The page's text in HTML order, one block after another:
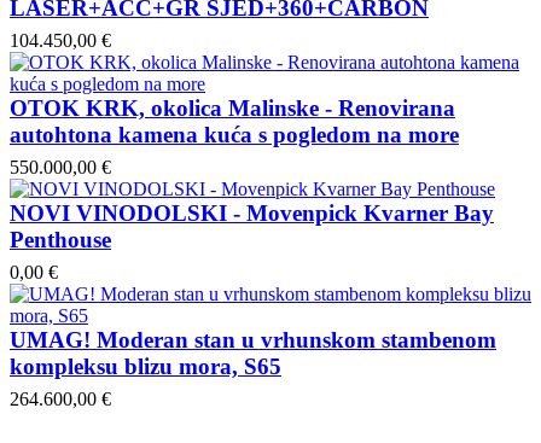
LASER+ACC+GR SJED+360+CARBON
104.450,00 €
OTOK KRK, okolica Malinske - Renovirana
autohtona kamena kuća s pogledom na more
550.000,00 €
NOVI VINODOLSKI - Movenpick Kvarner Bay
Penthouse
0,00 €
UMAG! Moderan stan u vrhunskom stambenom
kompleksu blizu mora, S65
264.600,00 €